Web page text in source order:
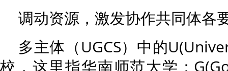
调动资源，激发协作共同体各
多主体（UGCS）中的
校，这里指华南师范大学；